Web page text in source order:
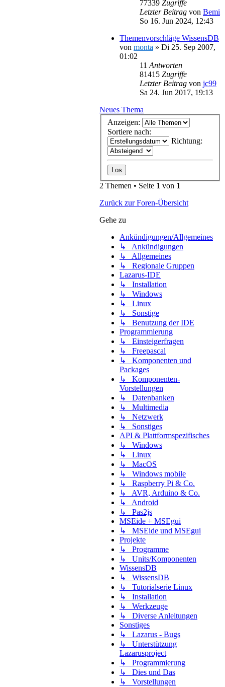
77339 Zugriffe
Letzter Beitrag von Bemi
So 16. Jun 2024, 12:43
Themenvorschläge WissensDB
von monta » Di 25. Sep 2007,
01:02
11 Antworten
81415 Zugriffe
Letzter Beitrag von jc99
Sa 24. Jun 2017, 19:13
Neues Thema
Anzeigen:
Sortiere nach:
Richtung:
2 Themen • Seite 1 von 1
Zurück zur Foren-Übersicht
Gehe zu
Ankündigungen/Allgemeines
↳ Ankündigungen
↳ Allgemeines
↳ Regionale Gruppen
Lazarus-IDE
↳ Installation
↳ Windows
↳ Linux
↳ Sonstige
↳ Benutzung der IDE
Programmierung
↳ Einsteigerfragen
↳ Freepascal
↳ Komponenten und
Packages
↳ Komponenten-
Vorstellungen
↳ Datenbanken
↳ Multimedia
↳ Netzwerk
↳ Sonstiges
API & Plattformspezifisches
↳ Windows
↳ Linux
↳ MacOS
↳ Windows mobile
↳ Raspberry Pi & Co.
↳ AVR, Arduino & Co.
↳ Android
↳ Pas2js
MSEide + MSEgui
↳ MSEide und MSEgui
Projekte
↳ Programme
↳ Units/Komponenten
WissensDB
↳ WissensDB
↳ Tutorialserie Linux
↳ Installation
↳ Werkzeuge
↳ Diverse Anleitungen
Sonstiges
↳ Lazarus - Bugs
↳ Unterstützung
Lazarusproject
↳ Programmierung
↳ Dies und Das
↳ Vorstellungen